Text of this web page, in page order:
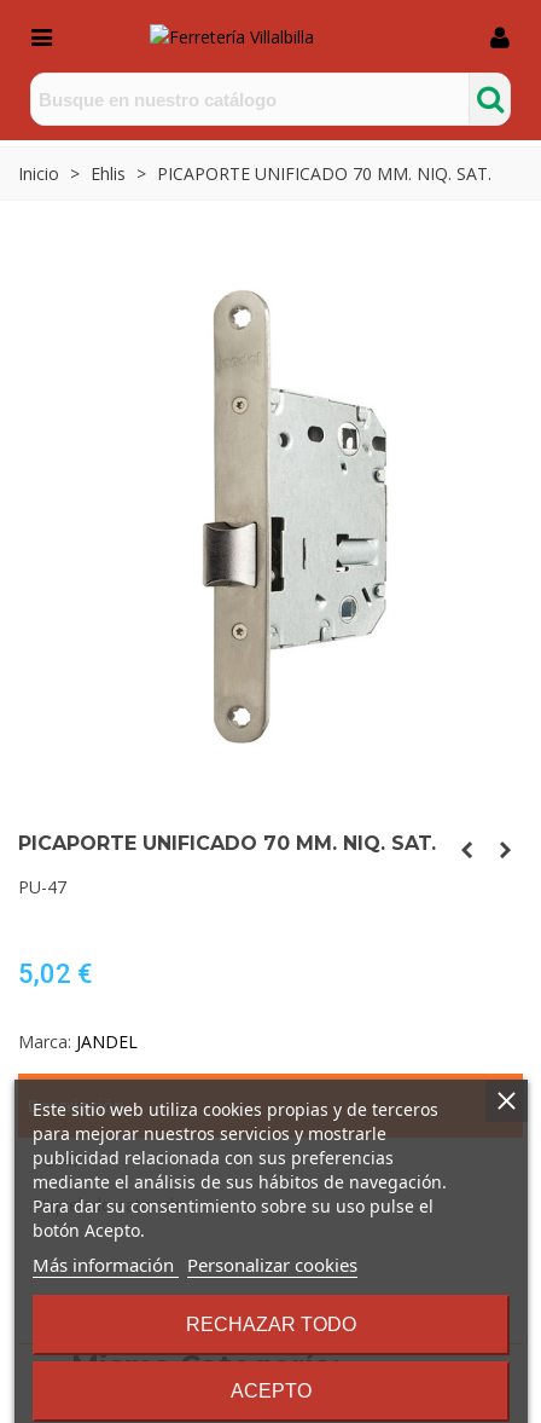
Inicio > Ehlis > PICAPORTE UNIFICADO 70 MM. NIQ. SAT.
PICAPORTE UNIFICADO 70 MM. NIQ. SAT.
PU-47
5,02 €
Marca: JANDEL
Descripción
PU-47
Niquelado satinado.
16 Otros Productos En La
Misma Categoría:
Este sitio web utiliza cookies propias y de terceros
para mejorar nuestros servicios y mostrarle
publicidad relacionada con sus preferencias
mediante el análisis de sus hábitos de navegación.
Para dar su consentimiento sobre su uso pulse el
botón Acepto.
Más información
sobre
términos
condiciones
Personalizar cookies
RECHAZAR TODO
ACEPTO